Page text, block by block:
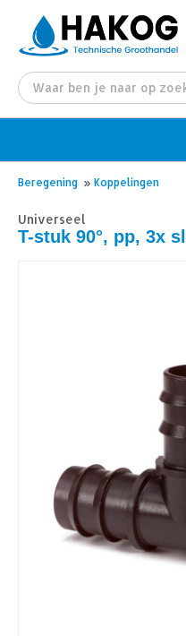
Beregening » Koppelingen
Universeel
T-stuk 90°, pp, 3x